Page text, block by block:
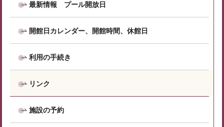
最新情報 プール開放日
開館日カレンダー、開館時間、休館日
利用の手続き
リンク
施設の予約